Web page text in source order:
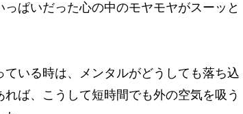
ぱいだった心の中のモヤモヤがスーッと
いる時は、メンタルがどうしても落ち込
ば、こうして短時間でも外の空気を吸う